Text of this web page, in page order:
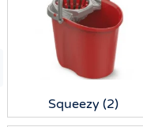
Squeezy (2)